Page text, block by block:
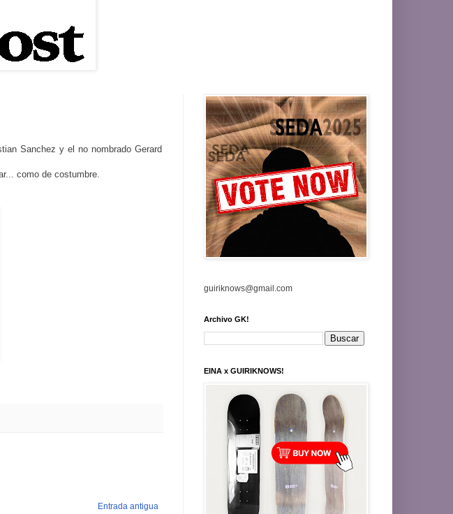
Sanchez y el no nombrado Gerard
como de costumbre.
Entrada antigua
guiriknows@gmail.com
Archivo GK!
EINA x GUIRIKNOWS!